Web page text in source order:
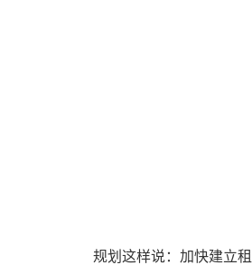
规划这样说：加快建立